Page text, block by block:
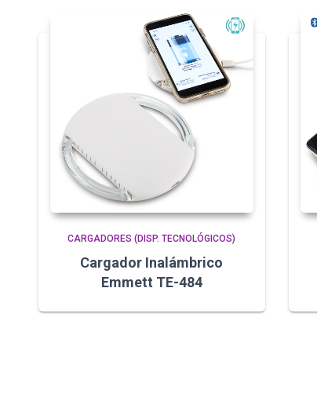
CARGADORES (DISP. TECNOLÓGICOS)
Cargador Inalámbrico
Emmett TE-484